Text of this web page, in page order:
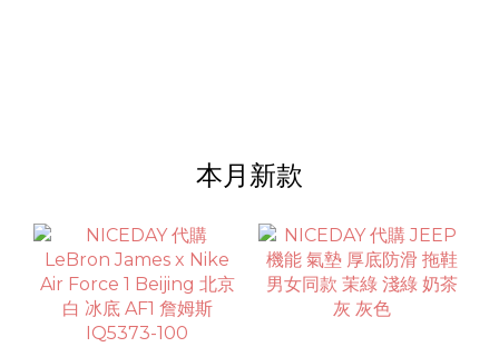
本月新款